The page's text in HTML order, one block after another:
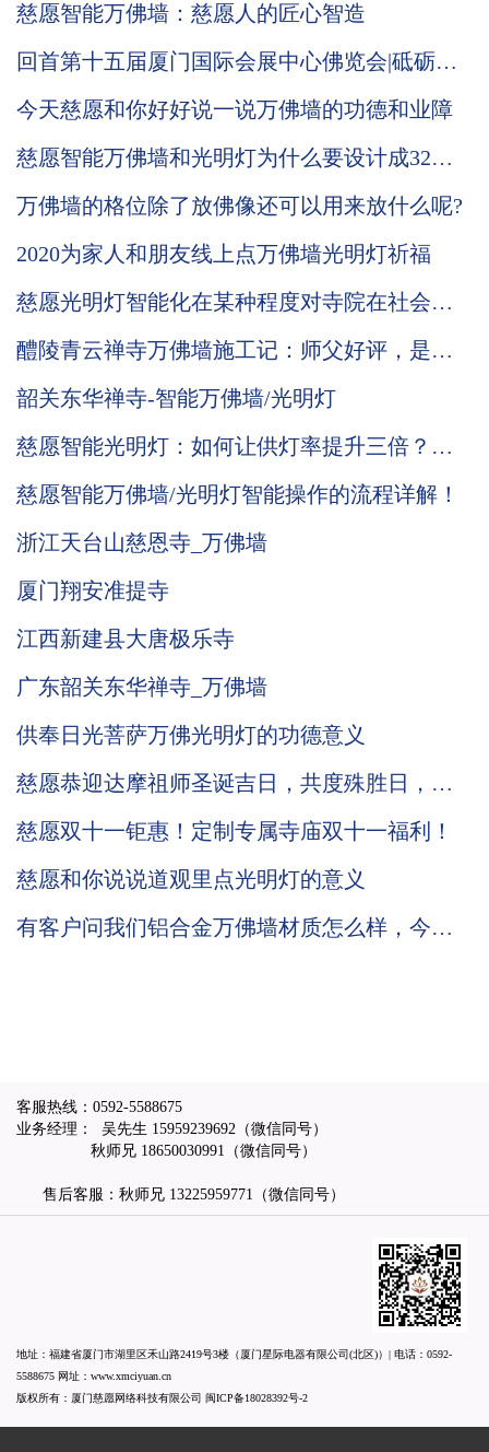
慈愿在这里做个说明
慈愿智能万佛墙：慈愿人的匠心智造
回首第十五届厦门国际会展中心佛览会|砥砺奋
今天慈愿和你好好说一说万佛墙的功德和业障
慈愿智能万佛墙和光明灯为什么要设计成32种
万佛墙的格位除了放佛像还可以用来放什么呢?
2020为家人和朋友线上点万佛墙光明灯祈福
慈愿光明灯智能化在某种程度对寺院在社会中
醴陵青云禅寺万佛墙施工记：师父好评，是我
韶关东华禅寺-智能万佛墙/光明灯
慈愿智能光明灯：如何让供灯率提升三倍？五
慈愿智能万佛墙/光明灯智能操作的流程详解！
浙江天台山慈恩寺_万佛墙
厦门翔安准提寺
江西新建县大唐极乐寺
广东韶关东华禅寺_万佛墙
供奉日光菩萨万佛光明灯的功德意义
慈愿恭迎达摩祖师圣诞吉日，共度殊胜日，传
慈愿双十一钜惠！定制专属寺庙双十一福利！
慈愿和你说说道观里点光明灯的意义
有客户问我们铝合金万佛墙材质怎么样，今天
客服热线： 0592-5588675
业务经理： 吴先生 15959239692 （微信同号）
秋师兄 18650030991 （微信同号）
售后客服：秋师兄 13225959771 （微信同号）
地址：福建省厦门市湖里区禾山路2419号3楼（厦门星际电器有限公司(北区)）| 电话： 0592-
5588675 网址： www.xmciyuan.cn
版权所有：厦门慈愿网络科技有限公司 闽ICP备18028392号-2